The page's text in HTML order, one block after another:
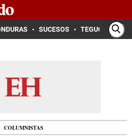
SUCESOS TEGUCIGALPA
COLUMNISTAS